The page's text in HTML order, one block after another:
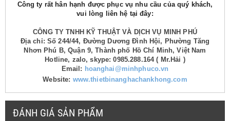
Công ty rất hân hạnh được phục vụ nhu cầu của quý khách,
vui lòng liên hệ tại đây:
CÔNG TY TNHH KỸ THUẬT VÀ DỊCH VỤ MINH PHÚ
Địa chỉ: Số 244/44, Đường Dương Đình Hội, Phường Tăng
Nhơn Phú B, Quận 9, Thành phố Hồ Chí Minh, Việt Nam
Hotline, zalo, skype: 0985.288.164 ( Mr.Hải )
Email: hoanghai@minhphuco.vn
Website: www.thietbinanghachankhong.com
ĐÁNH GIÁ SẢN PHẨM